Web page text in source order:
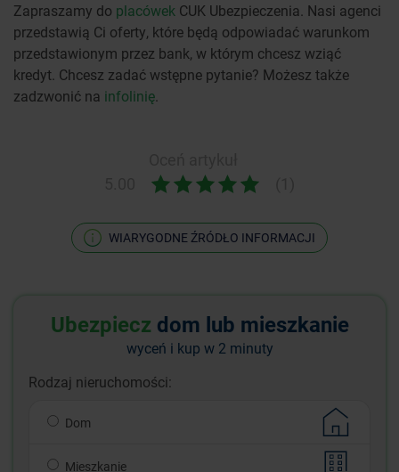
Zapraszamy do placówek CUK Ubezpieczenia. Nasi agenci
przedstawią Ci oferty, które będą odpowiadać warunkom
przedstawionym przez bank, w którym chcesz wziąć
kredyt. Chcesz zadać wstępne pytanie? Możesz także
zadzwonić na infolinię.
WIARYGODNE ŹRÓDŁO INFORMACJI
Ubezpiecz dom lub mieszkanie
wyceń i kup w 2 minuty
Rodzaj nieruchomości:
Dom
Mieszkanie